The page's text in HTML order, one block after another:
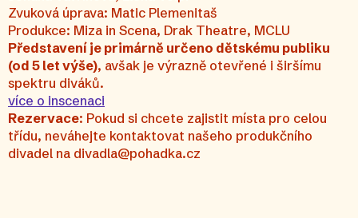
Zvuková úprava: Matic Plemenitaš
Produkce: Miza in Scena, Drak Theatre, MCLU
Představení je primárně určeno dětskému publiku
(od 5 let výše), avšak je výrazně otevřené i širšímu
spektru diváků.
více o inscenaci
Rezervace: Pokud si chcete zajistit místa pro celou
třídu, neváhejte kontaktovat našeho produkčního
divadel na divadla@pohadka.cz